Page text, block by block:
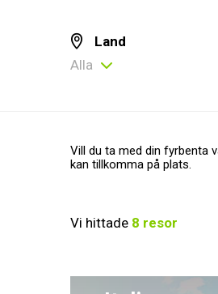
Land
Alla
Vill du ta med din fyrbenta
kan tillkomma på plats.
Vi hittade 8 resor